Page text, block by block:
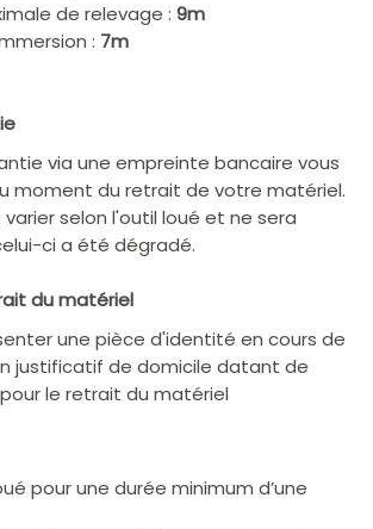
de relevage : 9m
: 7m
via une empreinte bancaire vous
moment du retrait de votre matériel.
selon l'outil loué et ne sera
ci a été dégradé.
du matériel
une pièce d'identité en cours de
justificatif de domicile datant de
le retrait du matériel
pour une durée minimum d’une